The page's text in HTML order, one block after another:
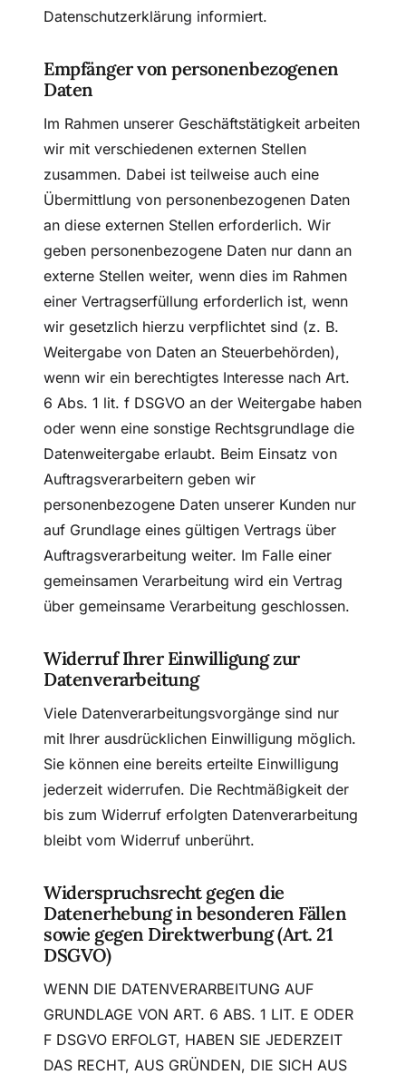
Datenschutzerklärung informiert.
Empfänger von personenbezogenen
Daten
Im Rahmen unserer Geschäftstätigkeit arbeiten
wir mit verschiedenen externen Stellen
zusammen. Dabei ist teilweise auch eine
Übermittlung von personenbezogenen Daten
an diese externen Stellen erforderlich. Wir
geben personenbezogene Daten nur dann an
externe Stellen weiter, wenn dies im Rahmen
einer Vertragserfüllung erforderlich ist, wenn
wir gesetzlich hierzu verpflichtet sind (z. B.
Weitergabe von Daten an Steuerbehörden),
wenn wir ein berechtigtes Interesse nach Art.
6 Abs. 1 lit. f DSGVO an der Weitergabe haben
oder wenn eine sonstige Rechtsgrundlage die
Datenweitergabe erlaubt. Beim Einsatz von
Auftragsverarbeitern geben wir
personenbezogene Daten unserer Kunden nur
auf Grundlage eines gültigen Vertrags über
Auftragsverarbeitung weiter. Im Falle einer
gemeinsamen Verarbeitung wird ein Vertrag
über gemeinsame Verarbeitung geschlossen.
Widerruf Ihrer Einwilligung zur
Datenverarbeitung
Viele Datenverarbeitungsvorgänge sind nur
mit Ihrer ausdrücklichen Einwilligung möglich.
Sie können eine bereits erteilte Einwilligung
jederzeit widerrufen. Die Rechtmäßigkeit der
bis zum Widerruf erfolgten Datenverarbeitung
bleibt vom Widerruf unberührt.
Widerspruchsrecht gegen die
Datenerhebung in besonderen Fällen
sowie gegen Direktwerbung (Art. 21
DSGVO)
WENN DIE DATENVERARBEITUNG AUF
GRUNDLAGE VON ART. 6 ABS. 1 LIT. E ODER
F DSGVO ERFOLGT, HABEN SIE JEDERZEIT
DAS RECHT, AUS GRÜNDEN, DIE SICH AUS